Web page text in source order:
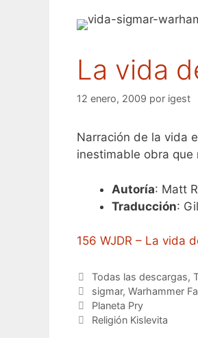
La vida
12 enero, 2009 por igest
Narración de la vida
inestimable obra
Autoría: Matt
Traducción:
156 WJDR – La vida
Categorías
Todas las descargas,
Etiquetas
sigmar, Warhammer
Planeta Pry
Religión Kislevita